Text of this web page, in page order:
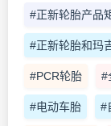
#正新轮胎产品
#正新轮胎和玛
#PCR轮胎 #
#电动车胎 #